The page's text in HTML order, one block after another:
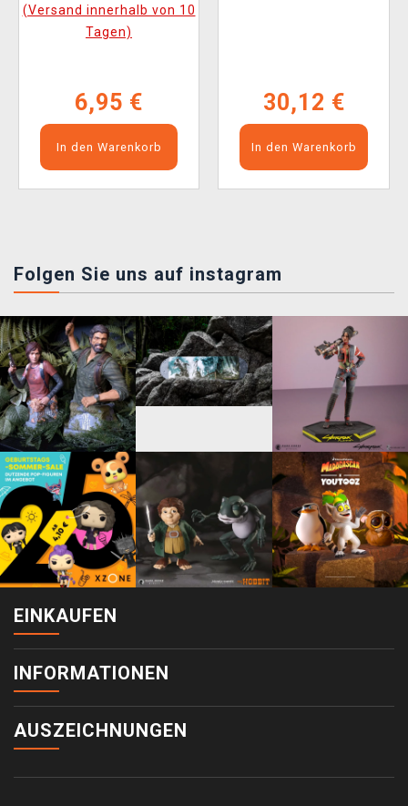
(Versand innerhalb von 10
Tagen)
6,95 €
In den Warenkorb
30,12 €
In den Warenkorb
Folgen Sie uns auf instagram
EINKAUFEN
INFORMATIONEN
AUSZEICHNUNGEN